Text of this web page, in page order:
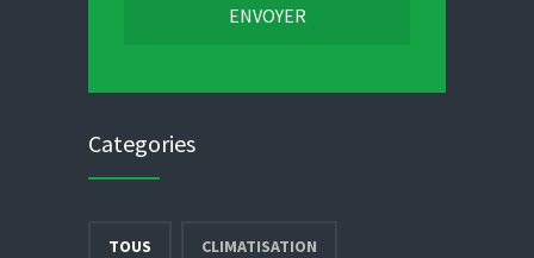
Categories
TOUS CLIMATISATION